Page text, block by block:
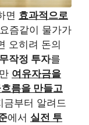
면 효과적으로
즘같이 물가가
오히려 돈의
무작정 투자를
여유자금을
름을 만들고
금부터 알려드
에서 실전 투